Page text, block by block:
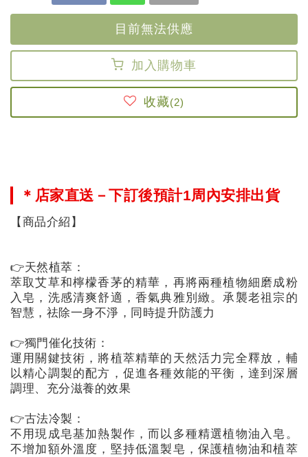
單
的
收
藏
超
值
會
訂
閱
目前無法供應
加入 購物車
收藏(2)
＊店家直送－下訂後預計1周內安排出貨
【商品介紹】
👉天然植萃：
萃取艾草和檸檬香茅的精華，再將兩種植物細磨成粉
入皂，洗感清爽舒適，香氣典雅別緻。承襲老祖宗的
智慧，祛除一身不淨，同時提升防護力
👉獨門催化技術：
運用關鍵技術，將植萃精華的天然活力完全釋放，輔
以精心調製的配方，促進各種效能的平衡，達到深層
調理、充分滋養的效果
👉古法冷製：
不用現成皂基加熱製作，而以多種精選植物油入皂。
不增加額外溫度，堅持低溫製皂，保護植物油和植萃